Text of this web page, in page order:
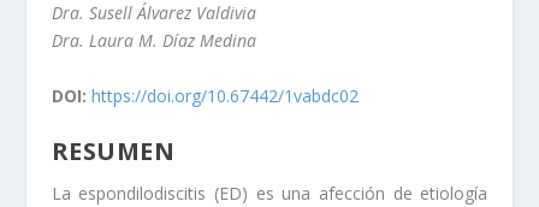
Dra. Susell Álvarez Valdivia
Dra. Laura M. Díaz Medina
DOI: https://doi.org/10.67442/1vabdc02
RESUMEN
La espondilodiscitis (ED) es una afección de etiología